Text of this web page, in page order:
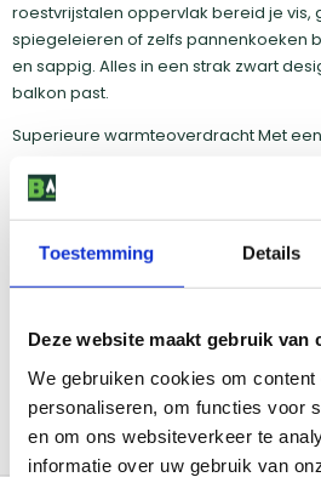
Toestemming Details
Deze website maakt gebruik van
We gebruiken cookies om
personaliseren, om functies voor
en om ons websiteverkeer te
informatie over uw gebruik van
roestvrijstalen oppervlak bereid je vis,
spiegeleieren of zelfs pannenkoeken
en sappig. Alles in een strak zwart
balkon past.
Superieure warmteoverdracht Met
een gelijkmatige garing. De
ervaring zonder aanbakken én
krassen zodat je zonder problemen
branders leveren samen 7,65 kW en
gerechten tot hoog vuur om te
afzonderlijk instelbaar, zodat je
gerechten op verschillende